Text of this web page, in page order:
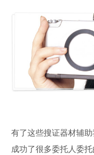
有了这些搜证器材辅
成功了很多委托人委